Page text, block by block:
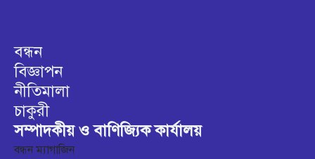
বন্ধন
বিজ্ঞাপন
নীতিমালা
চাকুরী
সম্পাদকীয় ও বাণিজ্যিক কার্যালয়
বন্ধন ম্যাগাজিন